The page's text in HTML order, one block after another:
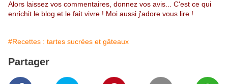
Alors laissez vos commentaires, donnez vos avis... C'est ce qui
enrichit le blog et le fait vivre ! Moi aussi j'adore vous lire !
#Recettes : tartes sucrées et gâteaux
Partager